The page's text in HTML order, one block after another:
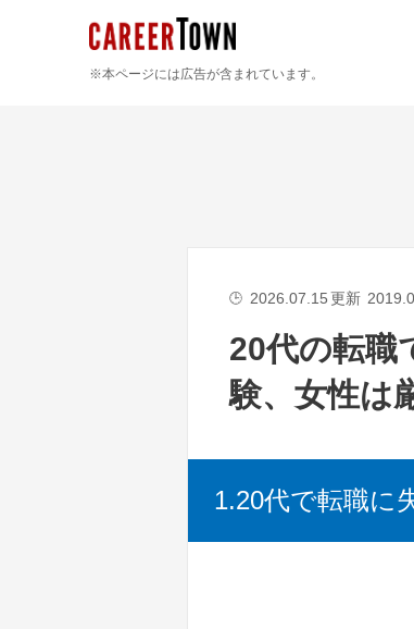
※本ページには広告が含まれています。
🕒 2026.07.15更新
20代の転職
験、女性は
1.20代で転職に